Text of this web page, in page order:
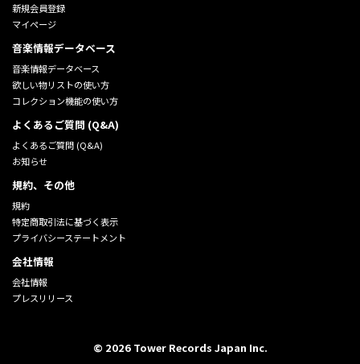
新規会員登録
マイページ
音楽情報データベース
音楽情報データベース
欲しい物リストの使い方
コレクション機能の使い方
よくあるご質問 (Q&A)
よくあるご質問 (Q&A)
お知らせ
規約、その他
規約
特定商取引法に基づく表示
プライバシーステートメント
会社情報
会社情報
プレスリリース
© 2026Tower Records Japan Inc.